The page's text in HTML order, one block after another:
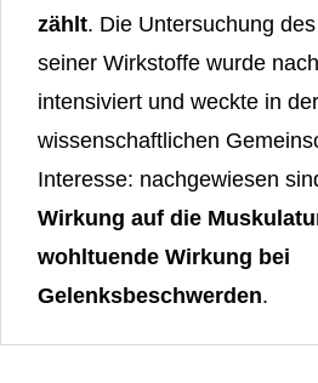
zählt. Die Untersuchung
seiner Wirkstoffe wurde
intensiviert und weckte in der
wissenschaftlichen
Interesse: nachgewiesen
Wirkung auf die
wohltuende Wirkung bei
Gelenksbeschwerden.